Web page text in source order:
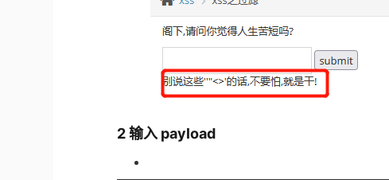
2 输入 payload